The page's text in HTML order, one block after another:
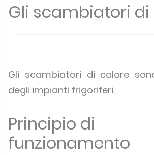
Gli scambiatori di
Gli scambiatori di calore
degli impianti frigoriferi.
Principio di
funzionamento